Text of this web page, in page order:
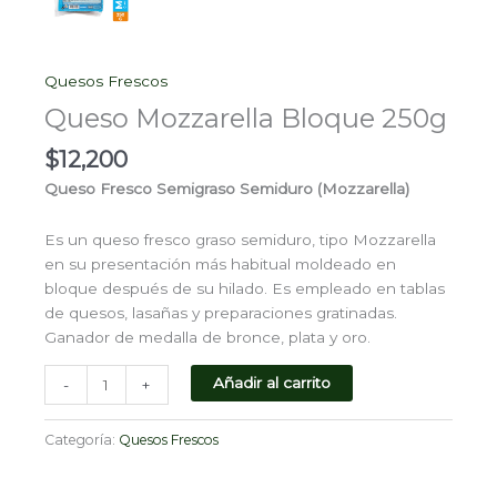
Quesos Frescos
Queso Mozzarella Bloque 250g
$12,200
Queso Fresco Semigraso Semiduro (Mozzarella)
Es un queso fresco graso semiduro, tipo Mozzarella
en su presentación más habitual moldeado en
bloque después de su hilado. Es empleado en tablas
de quesos, lasañas y preparaciones gratinadas.
Ganador de medalla de bronce, plata y oro.
- + Añadir al carrito
Categoría: Quesos Frescos